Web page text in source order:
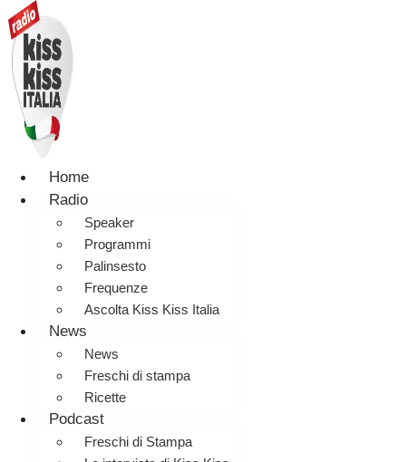
Home
Radio
Speaker
Programmi
Palinsesto
Frequenze
Ascolta Kiss Kiss Italia
News
News
Freschi di stampa
Ricette
Podcast
Freschi di Stampa